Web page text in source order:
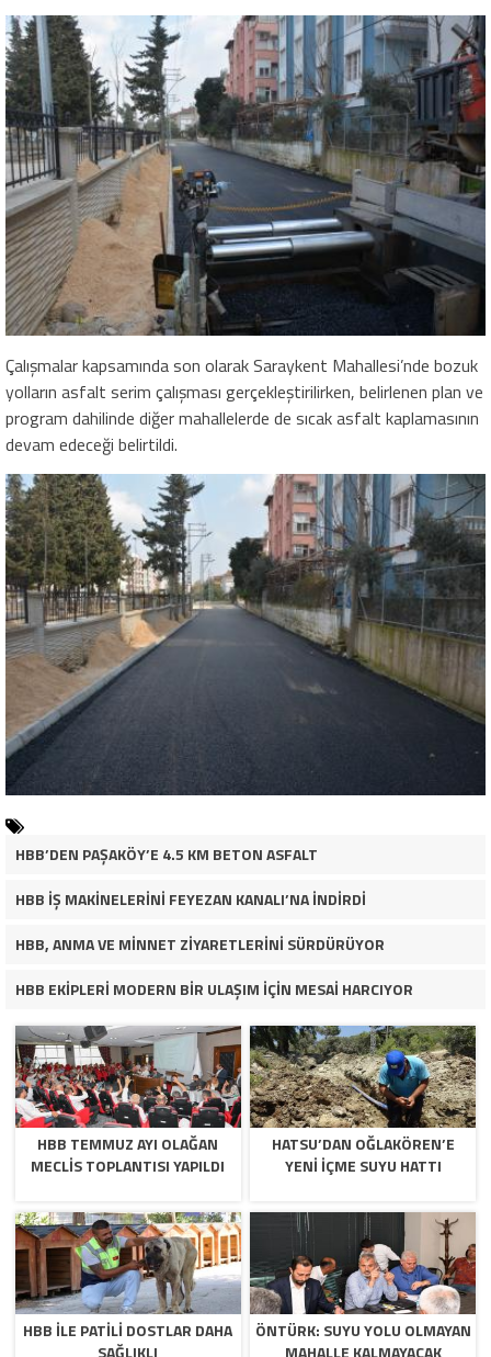
Çalışmalar kapsamında son olarak Saraykent Mahallesi’nde bozuk
yolların asfalt serim çalışması gerçekleştirilirken, belirlenen plan ve
program dahilinde diğer mahallelerde de sıcak asfalt kaplamasının
devam edeceği belirtildi.
HBB’DEN PAŞAKÖY’E 4.5 KM BETON ASFALT
HBB İŞ MAKİNELERİNİ FEYEZAN KANALI’NA İNDİRDİ
HBB, ANMA VE MİNNET ZİYARETLERİNİ SÜRDÜRÜYOR
HBB EKİPLERİ MODERN BİR ULAŞIM İÇİN MESAİ HARCIYOR
HBB TEMMUZ AYI OLAĞAN
MECLİS TOPLANTISI YAPILDI
HATSU’DAN OĞLAKÖREN’E
YENİ İÇME SUYU HATTI
HBB İLE PATİLİ DOSTLAR DAHA
SAĞLIKLI
ÖNTÜRK: SUYU YOLU OLMAYAN
MAHALLE KALMAYACAK